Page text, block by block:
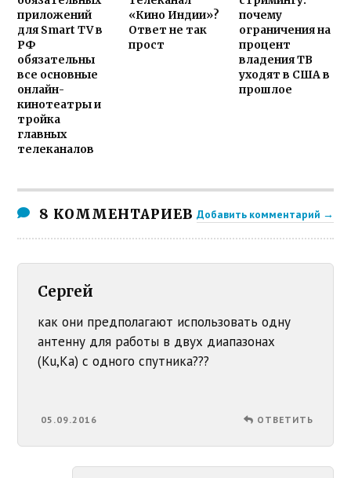
приложений
для Smart TV в
РФ
обязательны
все основные
онлайн-
кинотеатры и
тройка
главных
телеканалов
«Кино Индии»?
Ответ не так
прост
почему
ограничения на
процент
владения ТВ
уходят в США в
прошлое
8 КОММЕНТАРИЕВ Добавить комментарий →
Сергей
как они предполагают использовать одну
антенну для работы в двух диапазонах
(Ku,Ka) с одного спутника???
05.09.2016 ОТВЕТИТЬ